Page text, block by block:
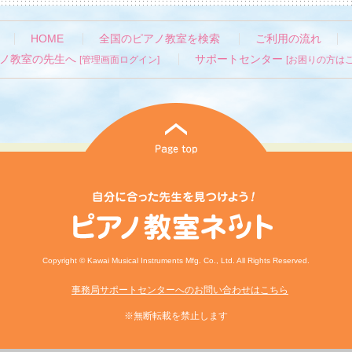
HOME 全国のピアノ教室を検索
ご利用の流れ
教室の先生へ [管理画面ログイン] サポートセンター [お困りの方は
Copyright © Kawai Musical Instruments Mfg. Co., Ltd. All Rights Reserved.
事務局サポートセンターへのお問い合わせはこちら
※無断転載を禁止します